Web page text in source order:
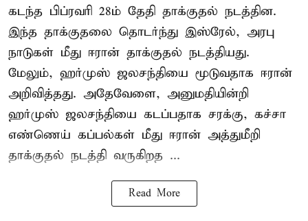
கடந்த பிப்ரவரி 28ம் தேதி தாக்குதல் நடத்தின.
இந்த தாக்குதலை தொடர்ந்து இஸ்ரேல், அரபு
நாடுகள் மீது ஈரான் தாக்குதல் நடத்தியது.
மேலும், ஹர்முஸ் ஜலசந்தியை மூடுவதாக ஈரான்
அறிவித்தது. அதேவேளை, அனுமதியின்றி
ஹர்முஸ் ஜலசந்தியை கடப்பதாக சரக்கு, கச்சா
எண்ணெய் கப்பல்கள் மீது ஈரான் அத்துமீறி
தாக்குதல் நடத்தி வருகிறத ...
Read More